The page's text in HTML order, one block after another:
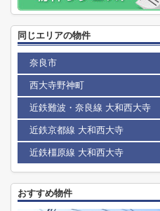
同じエリアの物件
奈良市
西大寺野神町
近鉄難波・奈良線 大和西大寺
近鉄京都線 大和西大寺
近鉄橿原線 大和西大寺
おすすめ物件